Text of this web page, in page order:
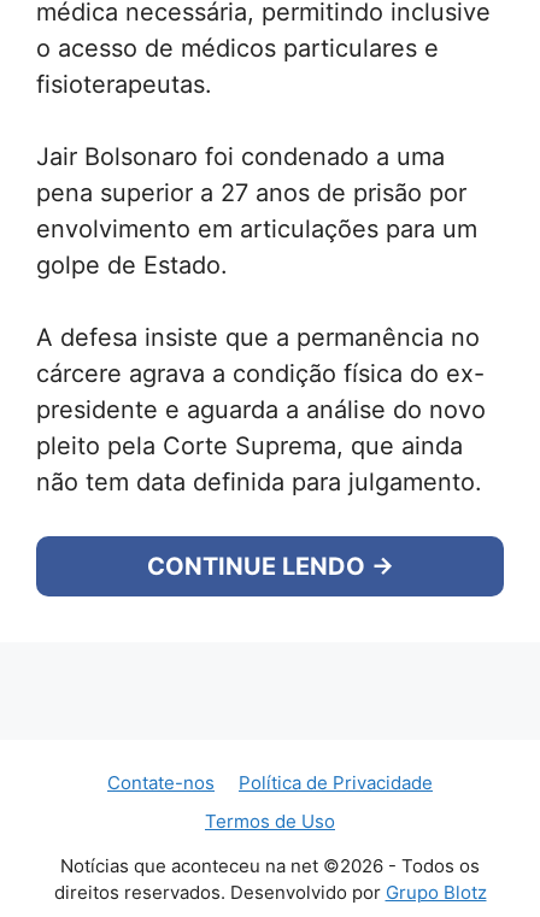
médica necessária, permitindo inclusive
o acesso de médicos particulares e
fisioterapeutas.
Jair Bolsonaro foi condenado a uma
pena superior a 27 anos de prisão por
envolvimento em articulações para um
golpe de Estado.
A defesa insiste que a permanência no
cárcere agrava a condição física do ex-
presidente e aguarda a análise do novo
pleito pela Corte Suprema, que ainda
não tem data definida para julgamento.
CONTINUE LENDO →
Contate-nos
Política de Privacidade
Termos de Uso
Notícias que aconteceu na net ©2026 - Todos os
direitos reservados. Desenvolvido por Grupo Blotz